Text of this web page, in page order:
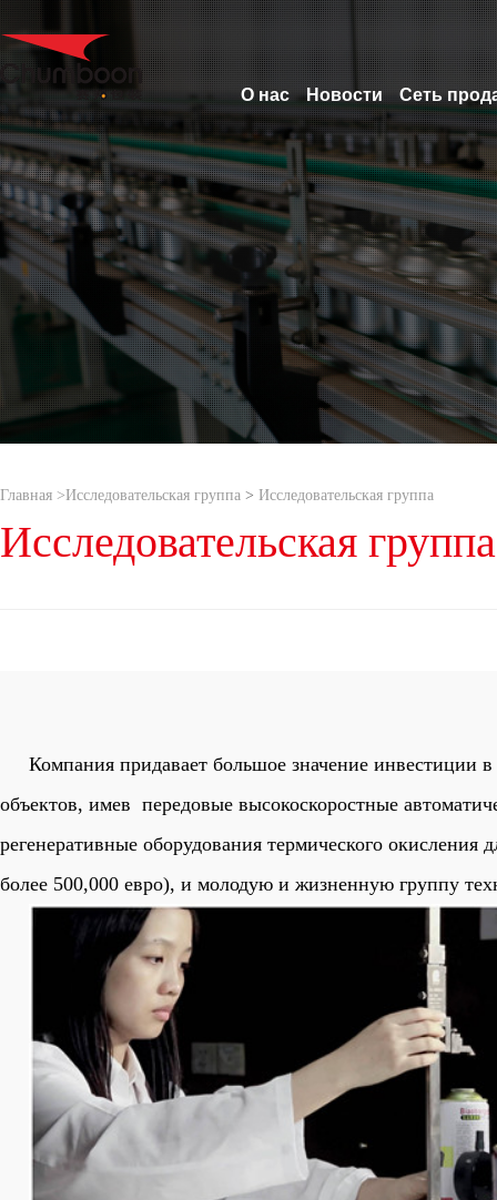
О нас Новости Сеть
Главная >Исследовательская группа > Исследовательская группа
Исследовательская группа
Компания придавает большое значение инвестиции
объектов, имев передовые высокоскоростные
регенеративные оборудования термического окисления
более 500,000 евро), и молодую и жизненную группу